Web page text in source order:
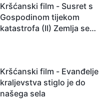
Kršćanski film - Susret s
Gospodinom tijekom
katastrofa (II) Zemlja se
Kršćanski film - Evanđelje
kraljevstva stiglo je do
našega sela